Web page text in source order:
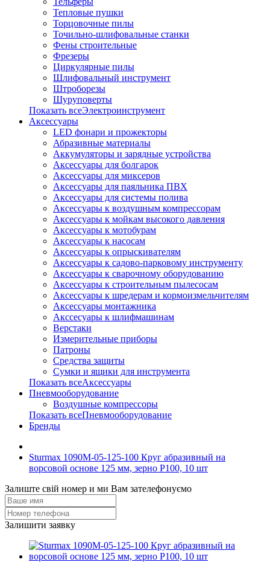
Тепловые пушки
Торцовочные пилы
Точильно-шлифовальные станки
Фены строительные
Фрезеры
Циркулярные пилы
Шлифовальный инструмент
Штроборезы
Шуруповерты
Показать всеЭлектроинструмент
Аксессуары
LED фонари и прожекторы
Абразивные материалы
Аккумуляторы и зарядные устройства
Аксессуары для болгарок
Аксессуары для миксеров
Аксессуары для паяльника ПВХ
Аксессуары для системы полива
Аксессуары к воздушным компрессорам
Аксессуары к мойкам высокого давления
Аксессуары к мотобурам
Аксессуары к насосам
Аксессуары к опрыскивателям
Аксессуары к садово-парковому инструменту
Аксессуары к сварочному оборудованию
Аксессуары к строительным пылесосам
Аксессуары к шредерам и кормоизмельчителям
Аксессуары монтажника
Акссесуары к шлифмашинам
Верстаки
Измерительные приборы
Патроны
Средства защиты
Сумки и ящики для инструмента
Показать всеАксессуары
Пневмооборудование
Воздушные компрессоры
Показать всеПневмооборудование
Бренды
Sturmax 1090M-05-125-100 Круг абразивный на
ворсовой основе 125 мм, зерно P100, 10 шт
Залиште свій номер и ми Вам зателефонуємо
Залишити заявку